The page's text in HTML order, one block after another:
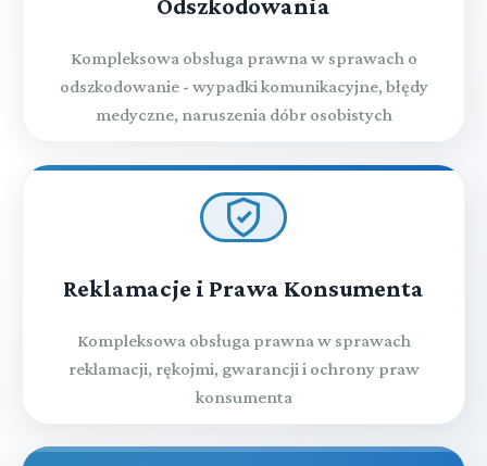
Odszkodowania
Kompleksowa obsługa prawna w sprawach o
odszkodowanie - wypadki komunikacyjne, błędy
medyczne, naruszenia dóbr osobistych
Reklamacje i Prawa Konsumenta
Kompleksowa obsługa prawna w sprawach
reklamacji, rękojmi, gwarancji i ochrony praw
konsumenta